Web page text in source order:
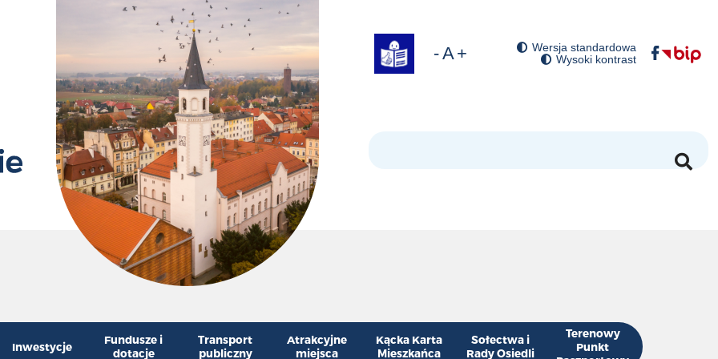
Zmniejsz rozmiar czcionki
Przywróć domyślny rozmiar czcionki
Zwiększ rozmiar czcionki
Wersja standardowa
Wysoki kontrast
Inwestycje
Fundusze i
dotacje
Transport
publiczny
Atrakcyjne
miejsca
Kącka Karta
Mieszkańca
Sołectwa i
Rady Osiedli
Terenowy
Punkt